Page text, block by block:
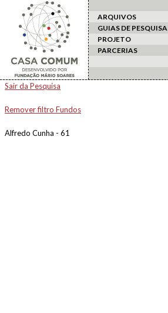
ARQUIVOS
GUIAS DE PESQUISA
PROJETO
PARCERIAS
Sair da Pesquisa
Remover filtro Fundos
Alfredo Cunha - 61